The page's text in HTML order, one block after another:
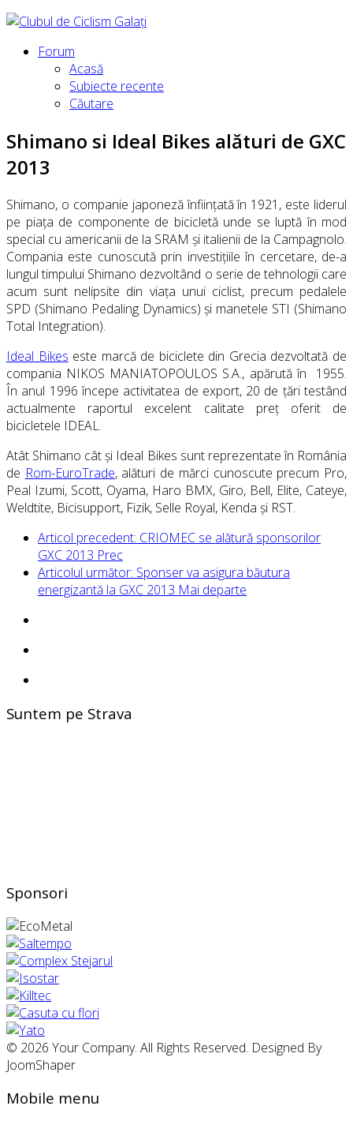
Forum
Acasă
Subiecte recente
Căutare
Shimano si Ideal Bikes alături de GXC
2013
Shimano, o companie japoneză înființată în 1921, este liderul
pe piața de componente de bicicletă unde se luptă în mod
special cu americanii de la SRAM și italienii de la Campagnolo.
Compania este cunoscută prin investițiile în cercetare, de-a
lungul timpului Shimano dezvoltând o serie de tehnologii care
acum sunt nelipsite din viața unui ciclist, precum pedalele
SPD (Shimano Pedaling Dynamics) și manetele STI (Shimano
Total Integration).
Ideal Bikes este marcă de biciclete din Grecia dezvoltată de
compania NIKOS MANIATOPOULOS S.A., apărută în 1955.
În anul 1996 începe activitatea de export, 20 de ţări testând
actualmente raportul excelent calitate preţ oferit de
bicicletele IDEAL.
Atât Shimano cât și Ideal Bikes sunt reprezentate în România
de Rom-EuroTrade, alături de mărci cunoscute precum Pro,
Peal Izumi, Scott, Oyama, Haro BMX, Giro, Bell, Elite, Cateye,
Weldtite, Bicisupport, Fizik, Selle Royal, Kenda și RST.
Articol precedent: CRIOMEC se alătură sponsorilor
GXC 2013 Prec
Articolul următor: Sponser va asigura băutura
energizantă la GXC 2013 Mai departe
Suntem pe Strava
Sponsori
© 2026 Your Company. All Rights Reserved. Designed By
JoomShaper
Mobile menu